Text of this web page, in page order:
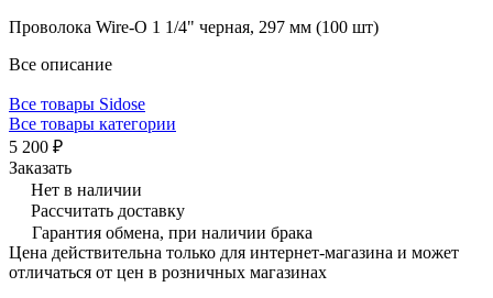
Проволока Wire-O 1 1/4" черная, 297 мм (100 шт)
Все описание
Все товары Sidose
Все товары категории
5 200 ₽
Заказать
Нет в наличии
Рассчитать доставку
Гарантия обмена, при наличии брака
Цена действительна только для интернет-магазина и может
отличаться от цен в розничных магазинах